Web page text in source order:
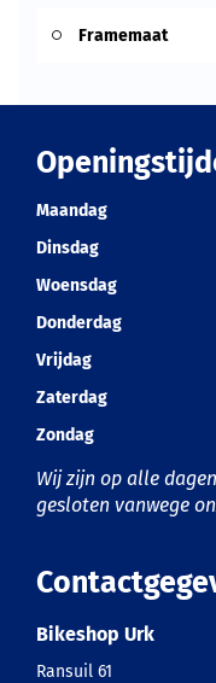
Framemaat
Maandag
Dinsdag
Woensdag
Donderdag
Vrijdag
Zaterdag
Zondag
Wij zijn op alle
gesloten vanwege
Bikeshop Urk
Ransuil 61